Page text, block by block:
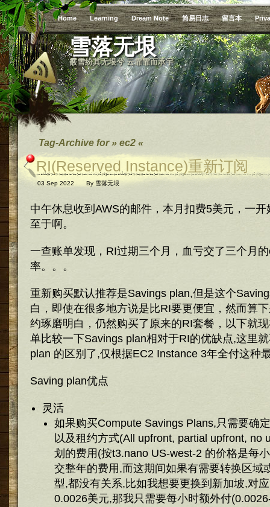
Home Learning Dream Note 简易日志 留言本
雪落无垠
霰雪纷其无垠兮 云霏霏而承宇
Tag-Archive for » ec2 «
RI(Reserved Instance)重新订阅
03 Sep 2022 By 雪落无垠
中午休息收到AWS的邮件，本月扣费5美元，一
至于啊。
一查账单发现，RI过期三个月，血亏交了三个月
率。。。
重新购买默认推荐是Savings plan,但是这个
白，即使在很多地方说是比RI要更便宜，然而算
约琢磨明白，仍然购买了原来的RI套餐，以下就
单比较一下Savings plan相对于RI的优缺点,这里
plan 的区别了,仅根据EC2 Instance 3年全付这种
Saving plan优点
灵活
如果购买Compute Savings Plans,只需要确
以及租约方式(All upfront, partial upfront, no
划的费用(按t3.nano US-west-2 的价格是每
交整年的费用,而这期间如果有需要转换区域
型,都没有关系,比如我想要更换到新加坡,对
0.0026美元,那我只需要每小时额外付